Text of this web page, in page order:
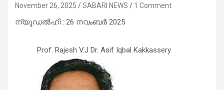
November 26, 2025 SABARI NEWS 1 Comment
ന്യൂഡൽഹി : 26 നവംബർ 2025
Prof. Rajesh V.J Dr. Asif Iqbal Kakkassery